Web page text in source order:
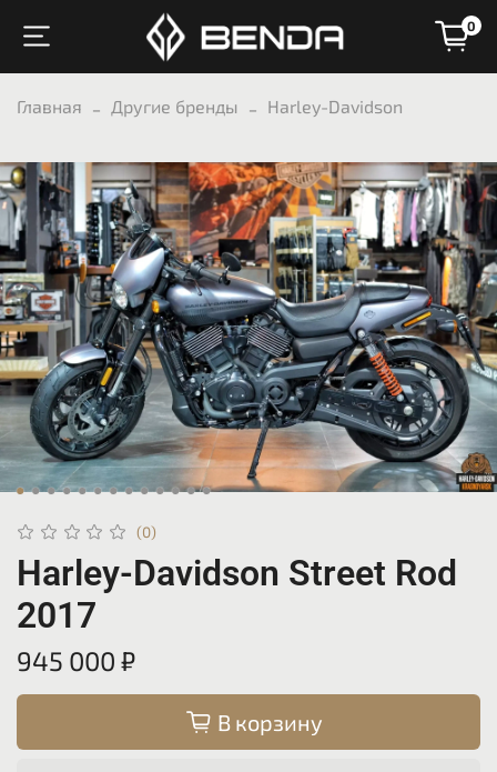
0
Главная Другие бренды Harley-Davidson
(0)
Harley-Davidson Street Rod
2017
945 000 ₽
В корзину